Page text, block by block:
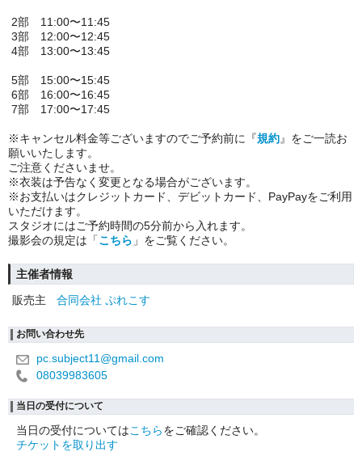
2部 11:00〜11:45
3部 12:00〜12:45
4部 13:00〜13:45
5部 15:00〜15:45
6部 16:00〜16:45
7部 17:00〜17:45
※キャンセル料金等ございますのでご予約前に『規約』をご一読お
願いいたします。
ご注意くださいませ。
※衣装は予告なく変更となる場合がございます。
※お支払いはクレジットカード、デビットカード、PayPayをご利用
いただけます。
スタジオにはご予約時間の5分前から入れます。
撮影会の規定は「こちら 」をご覧ください。
主催者情報
販売主
合同会社 ぷれこす
お問い合わせ先
pc.subject11@gmail.com
08039983605
当日の受付について
当日の受付についてはこちらをご確認ください。
チケットを取り出す